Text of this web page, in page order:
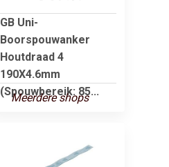
GB Uni-
Boorspouwanker
Houtdraad 4
190X4.6mm
(Spouwbereik: 85...
Meerdere shops